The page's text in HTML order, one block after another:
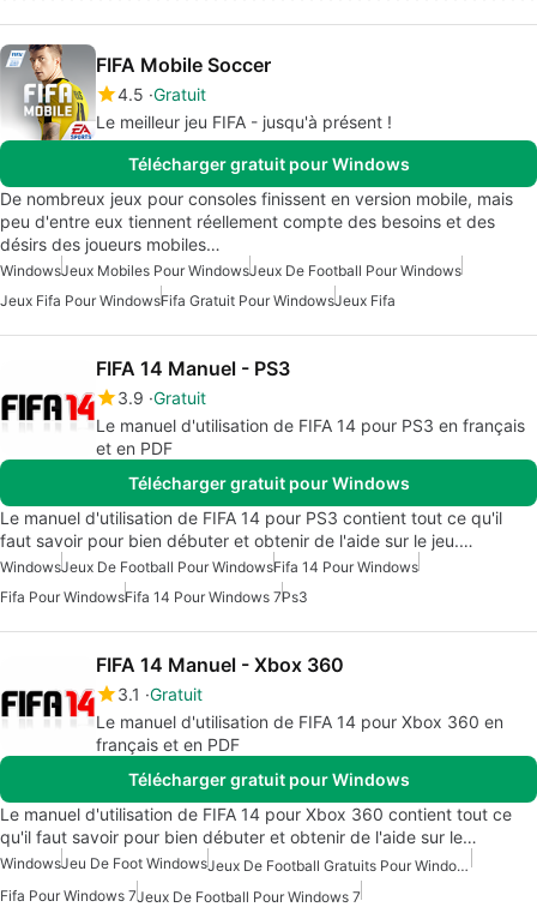
FIFA Mobile Soccer
4.5 Gratuit
Le meilleur jeu FIFA - jusqu'à présent !
Télécharger gratuit pour Windows
De nombreux jeux pour consoles finissent en version mobile, mais
peu d'entre eux tiennent réellement compte des besoins et des
désirs des joueurs mobiles…
WindowsJeux Mobiles Pour WindowsJeux De Football Pour Windows
Jeux Fifa Pour WindowsFifa Gratuit Pour WindowsJeux Fifa
FIFA 14 Manuel - PS3
3.9 Gratuit
Le manuel d'utilisation de FIFA 14 pour PS3 en français
et en PDF
Télécharger gratuit pour Windows
Le manuel d'utilisation de FIFA 14 pour PS3 contient tout ce qu'il
faut savoir pour bien débuter et obtenir de l'aide sur le jeu.…
WindowsJeux De Football Pour WindowsFifa 14 Pour Windows
Fifa Pour WindowsFifa 14 Pour Windows 7Ps3
FIFA 14 Manuel - Xbox 360
3.1 Gratuit
Le manuel d'utilisation de FIFA 14 pour Xbox 360 en
français et en PDF
Télécharger gratuit pour Windows
Le manuel d'utilisation de FIFA 14 pour Xbox 360 contient tout ce
qu'il faut savoir pour bien débuter et obtenir de l'aide sur le…
WindowsJeu De Foot Windows
Jeux De Football Gratuits Pour Windows
Fifa Pour Windows 7Jeux De Football Pour Windows 7